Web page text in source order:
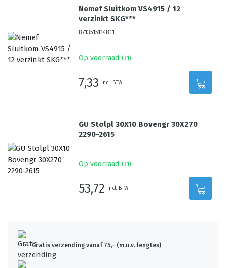
Nemef Sluitkom VS4915 / 12
verzinkt SKG***
8713515114811
Op voorraad (31 )
7,33 incl. BTW
GU Stolpl 30X10 Bovengr 30X270
2290-2615
Op voorraad (31 )
53,72 incl. BTW
Gratis verzending vanaf 75,- (m.u.v. lengtes)